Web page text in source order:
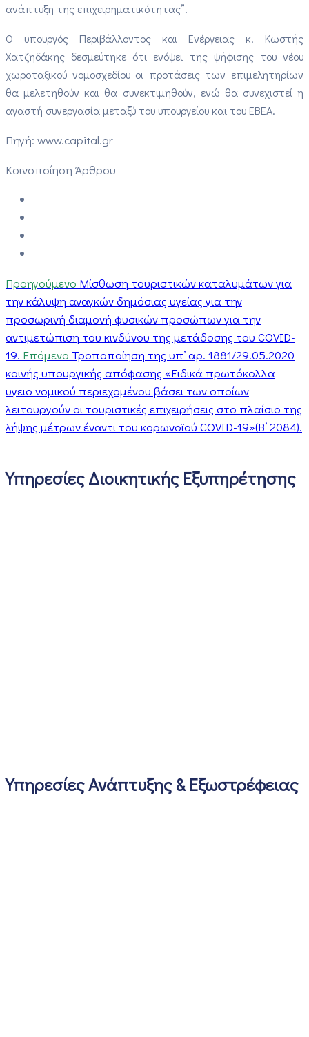
ανάπτυξη της επιχειρηματικότητας”.
Ο υπουργός Περιβάλλοντος και Ενέργειας κ. Κωστής
Χατζηδάκης δεσμεύτηκε ότι ενόψει της ψήφισης του νέου
χωροταξικού νομοσχεδίου οι προτάσεις των επιμελητηρίων
θα μελετηθούν και θα συνεκτιμηθούν, ενώ θα συνεχιστεί η
αγαστή συνεργασία μεταξύ του υπουργείου και του ΕΒΕΑ.
Πηγή: www.capital.gr
Κοινοποίηση Άρθρου
Προηγούμενο Μίσθωση τουριστικών καταλυμάτων για
την κάλυψη αναγκών δημόσιας υγείας για την
προσωρινή διαμονή φυσικών προσώπων για την
αντιμετώπιση του κινδύνου της μετάδοσης του COVID-
19. Επόμενο Τροποποίηση της υπ’ αρ. 1881/29.05.2020
κοινής υπουργικής απόφασης «Ειδικά πρωτόκολλα
υγειο νομικού περιεχομένου βάσει των οποίων
λειτουργούν οι τουριστικές επιχειρήσεις στο πλαίσιο της
λήψης μέτρων έναντι του κορωνοϊού COVID-19»(Β’ 2084).
Υπηρεσίες Διοικητικής Εξυπηρέτησης
Υπηρεσίες Ανάπτυξης & Εξωστρέφειας